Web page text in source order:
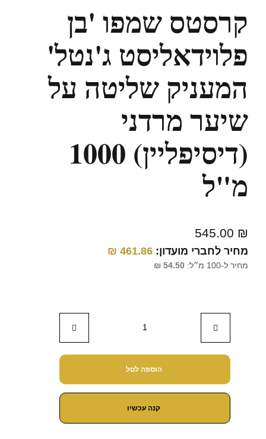
קרסטס שמפו 'בן
פלוידאליסט ג'נטל'
המעניק שליטה על
שיער מרדני
(דיסיפליין) 1000
מ"ל
545.00 ₪
מחיר לחברי מועדון: 461.86
₪
מחיר ל-100 מ״ל: 54.50
₪
הוספה לסל
קנה עכשיו